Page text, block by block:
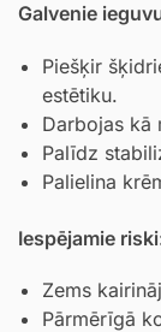
Galvenie
Piešķir
estētiku.
Darbojas kā
Palīdz
Palielina
Iespējamie
Zems
Pārmērīgā